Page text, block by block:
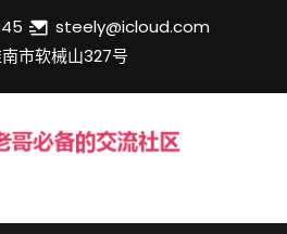
steely@icloud.com
市软械山327号